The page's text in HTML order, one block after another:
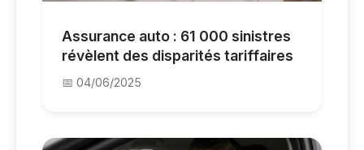
Assurance auto : 61 000 sinistres
révèlent des disparités tariffaires
📅 04/06/2025